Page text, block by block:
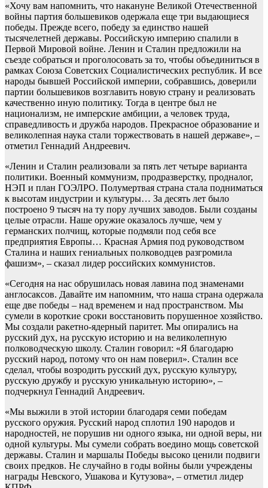
«Хочу вам напомнить, что накануне Великой Отечественной
войны партия большевиков одержала еще три выдающиеся
победы. Прежде всего, победу за единство нашей
тысячелетней державы. Российскую империю спалили в
Первой Мировой войне. Ленин и Сталин предложили на
съезде собраться и проголосовать за то, чтобы объединиться в
рамках Союза Советских Социалистических республик. И все
народы бывшей Российской империи, собравшись, доверили
партии большевиков возглавить новую страну и реализовать
качественно иную политику. Тогда в центре был не
национализм, не имперские амбиции, а человек труда,
справедливость и дружба народов. Прекрасное образование и
великолепная наука стали торжествовать в нашей державе», –
отметил Геннадий Андреевич.
«Ленин и Сталин реализовали за пять лет четыре варианта
политики. Военный коммунизм, продразверстку, продналог,
НЭП и план ГОЭЛРО. Полумертвая страна стала подниматься
к высотам индустрии и культуры… За десять лет было
построено 9 тысяч на ту пору лучших заводов. Были созданы
целые отрасли. Наше оружие оказалось лучше, чем у
германских полчищ, которые подмяли под себя все
предприятия Европы… Красная Армия под руководством
Сталина и наших гениальных полководцев разгромила
фашизм», – сказал лидер российских коммунистов.
«Сегодня на нас обрушилась новая лавина под знаменами
англосаксов. Давайте им напомним, что наша страна одержала
еще две победы – над временем и над пространством. Мы
сумели в короткие сроки восстановить порушенное хозяйство.
Мы создали ракетно-ядерный паритет. Мы опирались на
русский дух, на русскую историю и на великолепную
полководческую школу. Сталин говорил: «Я благодарю
русский народ, потому что он нам поверил». Сталин все
сделал, чтобы возродить русский дух, русскую культуру,
русскую дружбу и русскую уникальную историю», –
подчеркнул Геннадий Андреевич.
«Мы выжили в этой истории благодаря семи победам
русского оружия. Русский народ сплотил 190 народов и
народностей, не порушив ни одного языка, ни одной веры, ни
одной культуры. Мы сумели собрать воедино мощь советской
державы. Сталин и маршалы Победы высоко ценили подвиги
своих предков. Не случайно в годы войны были учреждены
награды Невского, Ушакова и Кутузова», – отметил лидер